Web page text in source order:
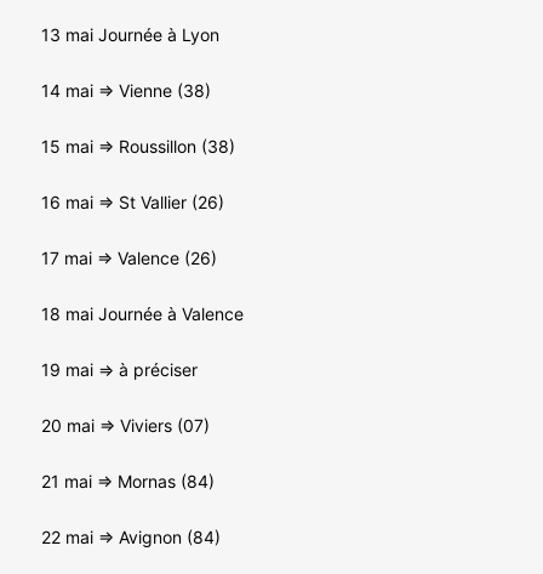
13 mai Journée à Lyon
14 mai => Vienne (38)
15 mai => Roussillon (38)
16 mai => St Vallier (26)
17 mai => Valence (26)
18 mai Journée à Valence
19 mai => à préciser
20 mai => Viviers (07)
21 mai => Mornas (84)
22 mai => Avignon (84)